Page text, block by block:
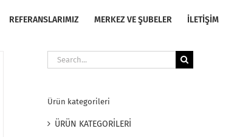
REFERANSLARIMIZ MERKEZ VE ŞUBELER İLETİŞİM
Search
for:
Ürün kategorileri
ÜRÜN KATEGORİLERİ